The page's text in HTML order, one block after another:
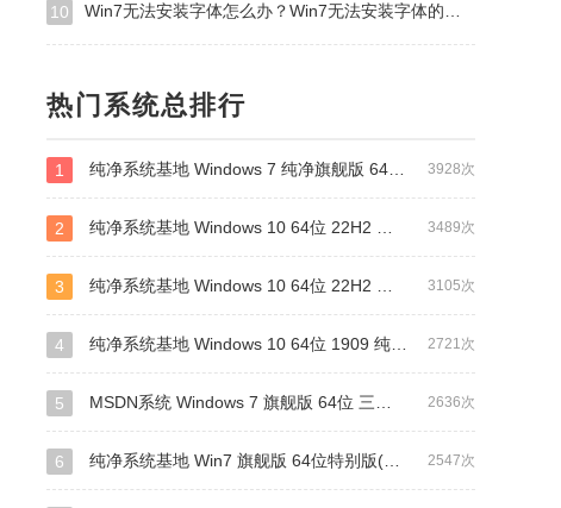
10 Win7无法安装字体怎么办？Win7无法安装字体的解决方法
热门系统总排行
3928次
1 纯净系统基地 Windows 7 纯净旗舰版 64位（万能驱动版）
3489次
2 纯净系统基地 Windows 10 64位 22H2 纯净专业版（驱动总裁版）
3105次
3 纯净系统基地 Windows 10 64位 22H2 纯净专业版（万能驱动版）
2721次
4 纯净系统基地 Windows 10 64位 1909 纯净专业版（万能驱动版）
2636次
5 MSDN系统 Windows 7 旗舰版 64位 三版合一 原版系统
2547次
6 纯净系统基地 Win7 旗舰版 64位特别版(支持intel&amd最新硬件)